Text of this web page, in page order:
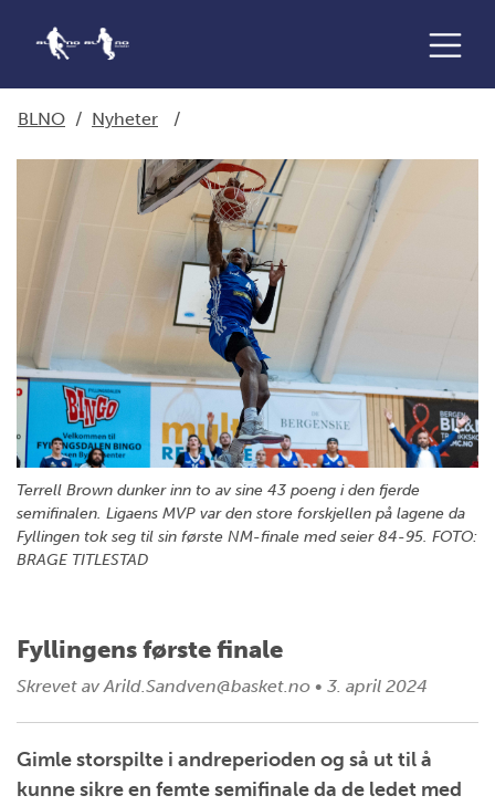
BLNO / Nyheter /
Terrell Brown dunker inn to av sine 43 poeng i den fjerde
semifinalen. Ligaens MVP var den store forskjellen på lagene da
Fyllingen tok seg til sin første NM-finale med seier 84-95. FOTO:
BRAGE TITLESTAD
Fyllingens første finale
Skrevet av Arild.Sandven@basket.no • 3. april 2024
Gimle storspilte i andreperioden og så ut til å
kunne sikre en femte semifinale da de ledet med